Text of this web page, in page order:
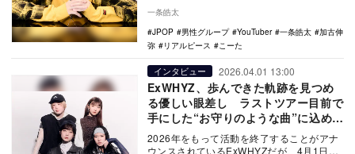
一条皓太
JPOP
男性グループ YouTuber 一条皓太
加古伸
弥
リアルピース こーた
インタビュー 2026.04.01 13:00
ExWHYZ、歩んできた軌跡を見つめ
る優しい眼差し ラストツアー目前で
手にした“お守りのような曲”に込めた
想い
2026年をもって活動を終了することがアナ
ウンスされているExWHYZだが、4月1日リ